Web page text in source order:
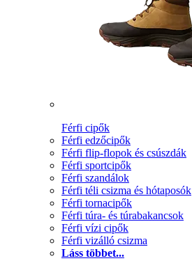
Férfi cipők
Férfi edzőcipők
Férfi flip-flopok és csúszdák
Férfi sportcipők
Férfi szandálok
Férfi téli csizma és hótaposók
Férfi tornacipők
Férfi túra- és túrabakancsok
Férfi vízi cipők
Férfi vizálló csizma
Láss többet...